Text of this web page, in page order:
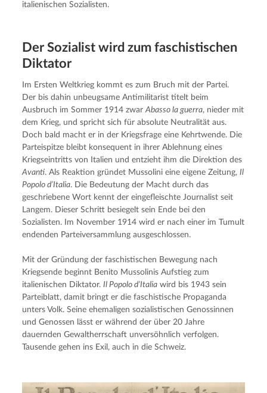
italienischen Sozialisten.
Der Sozialist wird zum faschis­ti­schen
Diktator
Im Ersten Weltkrieg kommt es zum Bruch mit der Partei.
Der bis dahin unbeugsame Antimilitarist titelt beim
Ausbruch im Sommer 1914 zwar Abasso la guerra, nieder mit
dem Krieg, und spricht sich für absolute Neutralität aus.
Doch bald macht er in der Kriegsfrage eine Kehrtwende. Die
Parteispitze bleibt konsequent in ihrer Ablehnung eines
Avanti. Als Reaktion gründet Mussolini eine eigene Zeitung, Il
Popolo d’Italia. Die Bedeutung der Macht durch das
geschriebene Wort kennt der eingefleischte Journalist seit
Langem. Dieser Schritt besiegelt sein Ende bei den
Sozialisten. Im November 1914 wird er nach einer im Tumult
endenden Parteiversammlung ausgeschlossen.
Mit der Gründung der faschistischen Bewegung nach
Kriegsende beginnt Benito Mussolinis Aufstieg zum
italienischen Diktator. Il Popolo d’Italia wird bis 1943 sein
Parteiblatt, damit bringt er die faschistische Propaganda
unters Volk. Seine ehemaligen sozialistischen Genossinnen
und Genossen lässt er während der über 20 Jahre
dauernden Gewaltherrschaft unversöhnlich verfolgen.
Tausende gehen ins Exil, auch in die Schweiz.